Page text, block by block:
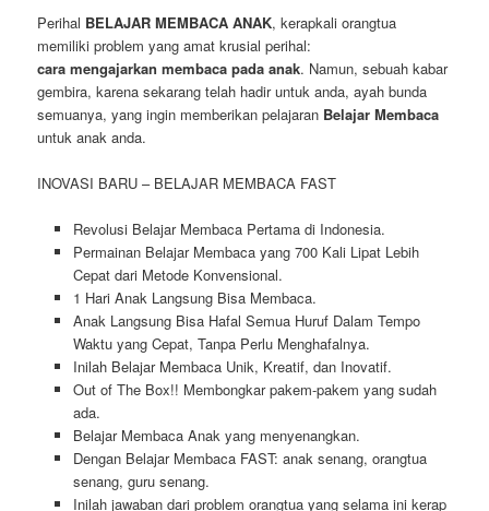
Perihal BELAJAR MEMBACA ANAK, kerapkali orangtua
memiliki problem yang amat krusial perihal:
cara mengajarkan membaca pada anak. Namun, sebuah kabar
gembira, karena sekarang telah hadir untuk anda, ayah bunda
semuanya, yang ingin memberikan pelajaran Belajar Membaca
untuk anak anda.
INOVASI BARU – BELAJAR MEMBACA FAST
Revolusi Belajar Membaca Pertama di Indonesia.
Permainan Belajar Membaca yang 700 Kali Lipat Lebih
Cepat dari Metode Konvensional.
1 Hari Anak Langsung Bisa Membaca.
Anak Langsung Bisa Hafal Semua Huruf Dalam Tempo
Waktu yang Cepat, Tanpa Perlu Menghafalnya.
Inilah Belajar Membaca Unik, Kreatif, dan Inovatif.
Out of The Box!! Membongkar pakem-pakem yang sudah
ada.
Belajar Membaca Anak yang menyenangkan.
Dengan Belajar Membaca FAST: anak senang, orangtua
senang, guru senang.
Inilah jawaban dari problem orangtua yang selama ini kerap